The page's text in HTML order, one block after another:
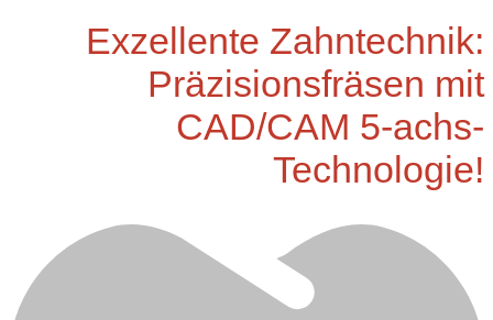
Exzellente Zahntechnik:
Präzisionsfräsen mit
CAD/CAM 5-achs-
Technologie!